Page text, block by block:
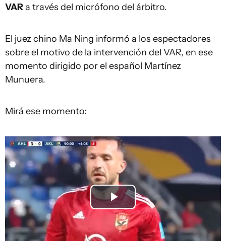
VARa través del micrófono del árbitro.
El juez chino Ma Ning informó a los espectadores
sobre el motivo de la intervención del VAR, en ese
momento dirigido por el español Martínez
Munuera.
Mirá ese momento:
Play
Video